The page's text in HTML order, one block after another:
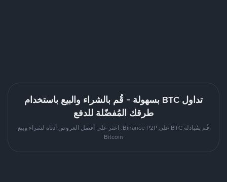
تداول BTC بسهولة - قُم بالشراء والبيع باستخدام
طرقك المُفضّلة للدفع
قُم بمُبادلة BTC على Binance P2P. اعثر على أفضل العروض أدناه لشراء وبيع
Bitcoin